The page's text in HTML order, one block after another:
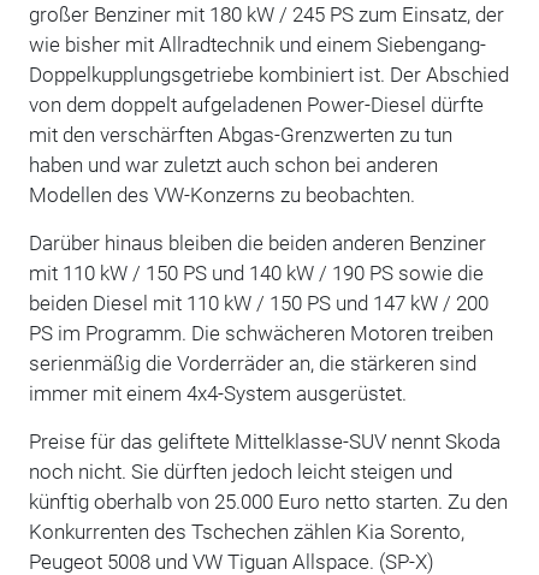
großer Benziner mit 180 kW / 245 PS zum Einsatz, der
wie bisher mit Allradtechnik und einem Siebengang-
Doppelkupplungsgetriebe kombiniert ist. Der Abschied
von dem doppelt aufgeladenen Power-Diesel dürfte
mit den verschärften Abgas-Grenzwerten zu tun
haben und war zuletzt auch schon bei anderen
Modellen des VW-Konzerns zu beobachten.
Darüber hinaus bleiben die beiden anderen Benziner
mit 110 kW / 150 PS und 140 kW / 190 PS sowie die
beiden Diesel mit 110 kW / 150 PS und 147 kW / 200
PS im Programm. Die schwächeren Motoren treiben
serienmäßig die Vorderräder an, die stärkeren sind
immer mit einem 4x4-System ausgerüstet.
Preise für das geliftete Mittelklasse-SUV nennt Skoda
noch nicht. Sie dürften jedoch leicht steigen und
künftig oberhalb von 25.000 Euro netto starten. Zu den
Konkurrenten des Tschechen zählen Kia Sorento,
Peugeot 5008 und VW Tiguan Allspace. (SP-X)